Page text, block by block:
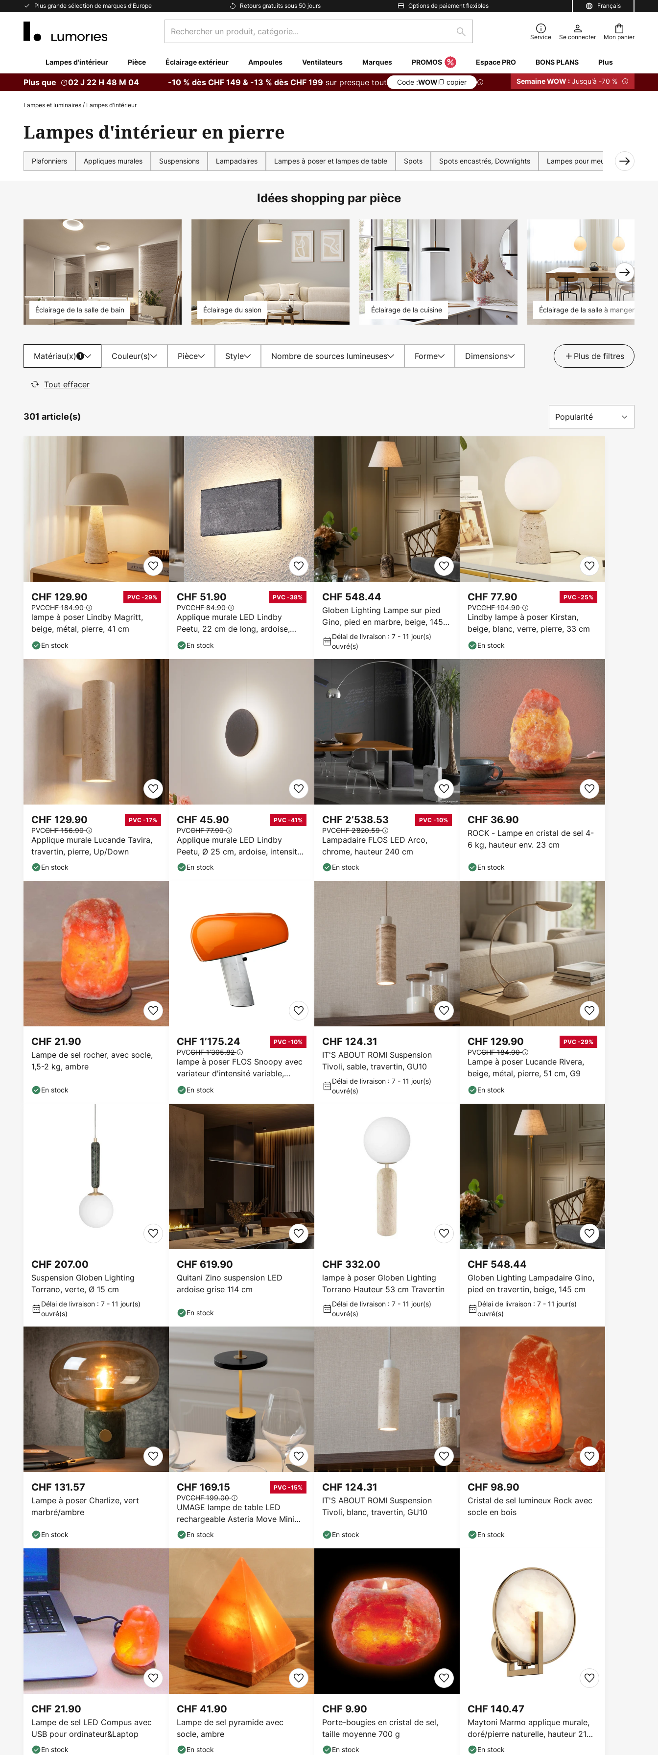
Français
Plus grande sélection de marques d'Europe Retours gratuits sous 50 jours Options de paiement flexibles
Allez
Mon panier
un
catégorie...
Rechercher Service Se connecter
Lampes d'intérieur Pièce Éclairage extérieur Ampoules Ventilateurs Marques PROMOS Espace PRO BONS PLANS Plus
Plus que 02 J 22 H 48 M 02 S -10 % dès CHF 149 & -13 % dès CHF 199 sur presque tout Code :WOW copier Semaine WOW : Jusqu'à -70 %
Lampes et luminaires Lampes d'intérieur
Lampes d'intérieur en pierre
Plafonniers Appliques murales Suspensions Lampadaires Lampes à poser et lampes de table Spots Spots encastrés, Downlights Lampes pour meubles
Idées shopping par pièce
Éclairage de la salle de bain Éclairage du salon Éclairage de la cuisine Éclairage de la salle à manger
Matériau(x) 1 Couleur(s) Pièce Style Nombre de sources lumineuses Forme Dimensions Plus de filtres
Tout effacer
301 article(s)
lampe à poser Lindby Magritt,
beige, métal, pierre, 41 cm
CHF 129.90 PVC -29%
PVCCHF 184.90
En stock
Applique murale LED Lindby
Peetu, 22 cm de long, ardoise,
intensité variable
CHF 51.90 PVC -38%
PVCCHF 84.90
En stock
Globen Lighting Lampe sur pied
Gino, pied en marbre, beige, 145
cm
CHF 548.44
Délai de livraison : 7 - 11 jour(s)
ouvré(s)
Lindby lampe à poser Kirstan,
beige, blanc, verre, pierre, 33 cm
CHF 77.90 PVC -25%
PVCCHF 104.90
En stock
Applique murale Lucande Tavira,
travertin, pierre, Up/Down
CHF 129.90 PVC -17%
PVCCHF 156.90
En stock
Applique murale LED Lindby
Peetu, Ø 25 cm, ardoise, intensité
variable
CHF 45.90 PVC -41%
PVCCHF 77.90
En stock
Lampadaire FLOS LED Arco,
chrome, hauteur 240 cm
CHF 2’538.53 PVC -10%
PVCCHF 2’820.59
En stock
ROCK - Lampe en cristal de sel 4-
6 kg, hauteur env. 23 cm
CHF 36.90
En stock
Lampe de sel rocher, avec socle,
1,5-2 kg, ambre
CHF 21.90
En stock
lampe à poser FLOS Snoopy avec
variateur d'intensité variable,
orange
CHF 1’175.24 PVC -10%
PVCCHF 1’305.82
En stock
IT'S ABOUT ROMI Suspension
Tivoli, sable, travertin, GU10
CHF 124.31
Délai de livraison : 7 - 11 jour(s)
ouvré(s)
Lampe à poser Lucande Rivera,
beige, métal, pierre, 51 cm, G9
CHF 129.90 PVC -29%
PVCCHF 184.90
En stock
Suspension Globen Lighting
Torrano, verte, Ø 15 cm
CHF 207.00
Délai de livraison : 7 - 11 jour(s)
ouvré(s)
Quitani Zino suspension LED
ardoise grise 114 cm
CHF 619.90
En stock
lampe à poser Globen Lighting
Torrano Hauteur 53 cm Travertin
CHF 332.00
Délai de livraison : 7 - 11 jour(s)
ouvré(s)
Globen Lighting Lampadaire Gino,
pied en travertin, beige, 145 cm
CHF 548.44
Délai de livraison : 7 - 11 jour(s)
ouvré(s)
Lampe à poser Charlize, vert
marbré/ambre
CHF 131.57
En stock
UMAGE lampe de table LED
rechargeable Asteria Move Mini
noir 26cm IP44
CHF 169.15 PVC -15%
PVCCHF 199.00
En stock
IT'S ABOUT ROMI Suspension
Tivoli, blanc, travertin, GU10
CHF 124.31
En stock
Cristal de sel lumineux Rock avec
socle en bois
CHF 98.90
En stock
Lampe de sel LED Compus avec
USB pour ordinateur&Laptop
CHF 21.90
En stock
Lampe de sel pyramide avec
socle, ambre
CHF 41.90
En stock
Porte-bougies en cristal de sel,
taille moyenne 700 g
CHF 9.90
En stock
Maytoni Marmo applique murale,
doré/pierre naturelle, hauteur 21
cm
CHF 140.47
En stock